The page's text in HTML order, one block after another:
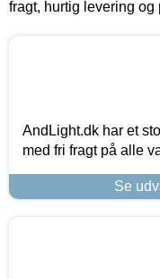
fragt, hurtig levering og
AndLight.dk har et
med fri fragt på alle
Se